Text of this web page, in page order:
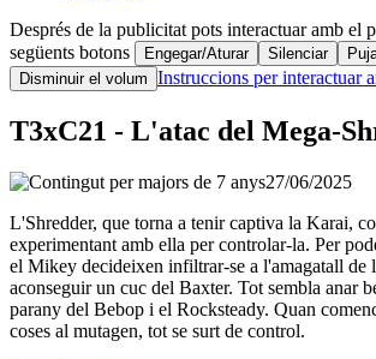
Després de la publicitat pots interactuar amb el
següents botons
Engegar/Aturar Silenciar
Disminuir el volum Instruccions per interactuar
T3xC21 - L'atac del Mega-
27/06/2025
L'Shredder, que torna a tenir captiva la Karai,
experimentant amb ella per controlar-la. Per
el Mikey decideixen infiltrar-se a l'amagatall de
aconseguir un cuc del Baxter. Tot sembla anar
parany del Bebop i el Rocksteady. Quan
coses al mutagen, tot se surt de control.